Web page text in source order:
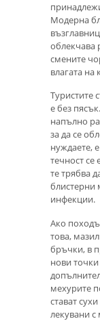
Модерна
облекчава
смените
влагата на
Туристите
е без
напълно
за да се
нуждаете,
течност се
те трябва
блистерни
инфекции.
Ако
това,
бръчки, в
нови
мехурите
стават
лекувани